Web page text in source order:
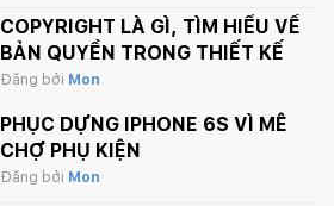
COPYRIGHT LÀ GÌ, TÌM HIỂU VỀ
BẢN QUYỀN TRONG THIẾT KẾ
Đăng bởi Mon
PHỤC DỰNG IPHONE 6S VÌ MÊ
CHỢ PHỤ KIỆN
Đăng bởi Mon